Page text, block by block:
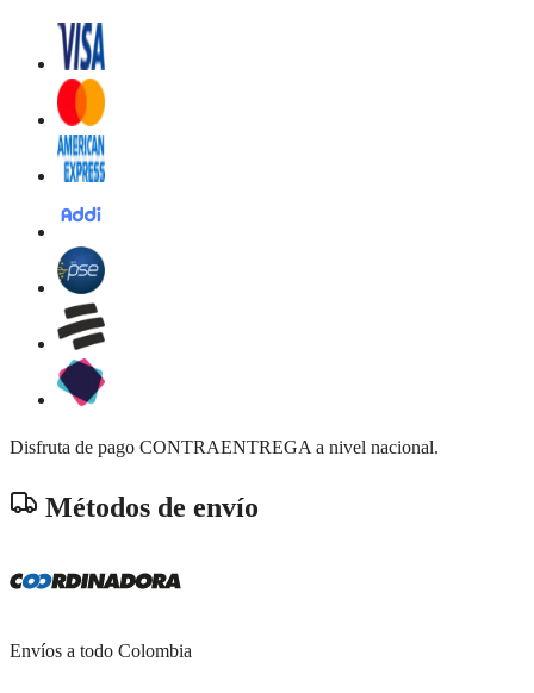
Disfruta de pago CONTRAENTREGA a nivel nacional.
Métodos de envío
Envíos a todo Colombia